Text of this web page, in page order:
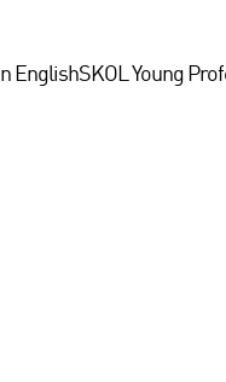
In EnglishSKOL Young